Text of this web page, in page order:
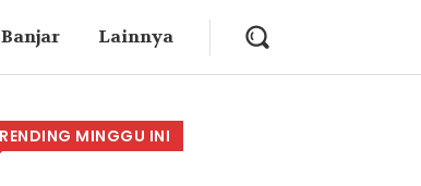
Lainnya
MINGGU INI